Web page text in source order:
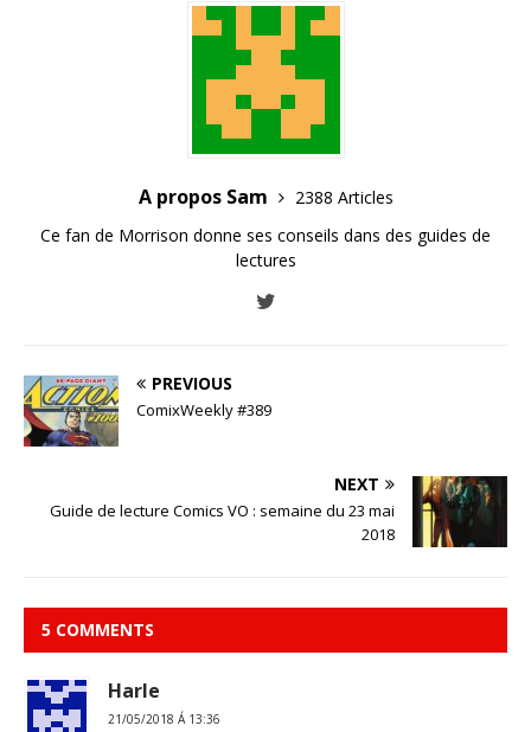
A propos Sam
2388 Articles
Ce fan de Morrison donne ses conseils dans des guides de
lectures
PREVIOUS
ComixWeekly #389
NEXT
Guide de lecture Comics VO : semaine du 23 mai
2018
5 COMMENTS
Harle
21/05/2018 Á 13:36